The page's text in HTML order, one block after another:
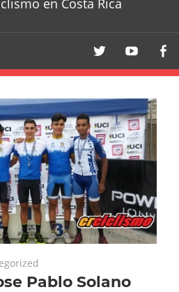
en Costa Rica
Pablo Solano